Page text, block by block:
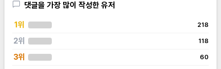
댓글을 가장 많이 작성한 유저
1위 218
2위 118
3위 60